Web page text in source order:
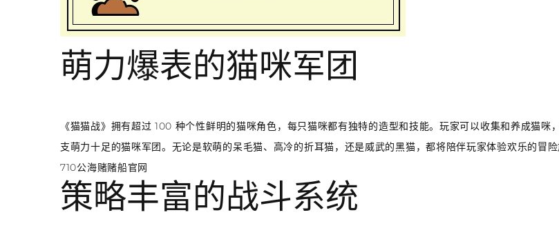
萌力爆表的猫咪军团
《猫猫战》拥有超过 100 种个性鲜明的猫咪角色，每只猫咪都有独特的造型和技能。玩家可以收集和养成猫咪
支萌力十足的猫咪军团。无论是软萌的呆毛猫、高冷的折耳猫，还是威武的黑猫，都将陪伴玩家体验欢乐的冒险
710公海赌赌船官网
策略丰富的战斗系统